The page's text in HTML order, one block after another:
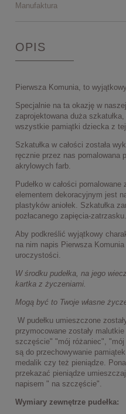
Manufaktura
OPIS
Pierwsza Komunia, to
Specjalnie na ta okazję w
zaprojektowana duża
wszystkie pamiątki dziecka z
Szkatułka w całości została
ręcznie przez nas pomalowana
akrylowych farb.
Pudełko w całości
elementem dekoracyjnym jest
plastyków aniołek. Szkatułka
pozłacanego zapięcia-zatrzasku.
Aby podkreślić wyjątkowy
na nim napis Pierwsza
uroczystości.
W środku pudełka, na jego
kartka z życzeniami.
Mogą być to Twoje własne
W pudełku umieszczone
przymocowane zostały
szczęście" "mój różaniec",
są do przechowywanie
medalik czy też pieniądze.
przekazać pieniądze
napisem " na szczęście".
Wymiary zewnętrze pudełka: